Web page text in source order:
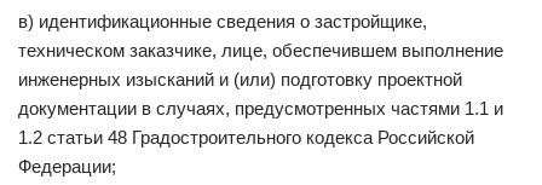
в) идентификационные сведения о застройщике,
техническом заказчике, лице, обеспечившем выполнение
инженерных изысканий и (или) подготовку проектной
документации в случаях, предусмотренных частями 1.1 и
1.2 статьи 48 Градостроительного кодекса Российской
Федерации;